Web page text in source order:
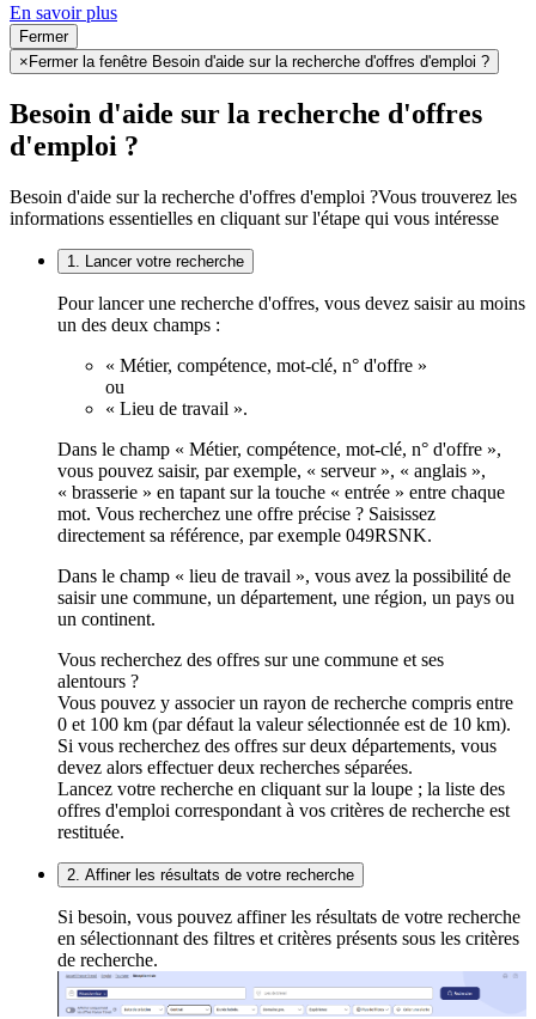
En savoir plus
Fermer
× Fermer la fenêtre Besoin d'aide sur la recherche d'offres d'emploi ?
Besoin d'aide sur la recherche d'offres
d'emploi ?
Besoin d'aide sur la recherche d'offres d'emploi ?Vous trouverez les
informations essentielles en cliquant sur l'étape qui vous intéresse
1. Lancer votre recherche
Pour lancer une recherche d'offres, vous devez saisir au moins
un des deux champs :
« Métier, compétence, mot-clé, n° d'offre »
ou
« Lieu de travail ».
Dans le champ « Métier, compétence, mot-clé, n° d'offre »,
vous pouvez saisir, par exemple, « serveur », « anglais »,
« brasserie » en tapant sur la touche « entrée » entre chaque
mot. Vous recherchez une offre précise ? Saisissez
directement sa référence, par exemple 049RSNK.
Dans le champ « lieu de travail », vous avez la possibilité de
saisir une commune, un département, une région, un pays ou
un continent.
Vous recherchez des offres sur une commune et ses
alentours ?
Vous pouvez y associer un rayon de recherche compris entre
0 et 100 km (par défaut la valeur sélectionnée est de 10 km).
Si vous recherchez des offres sur deux départements, vous
devez alors effectuer deux recherches séparées.
Lancez votre recherche en cliquant sur la loupe ; la liste des
offres d'emploi correspondant à vos critères de recherche est
restituée.
2. Affiner les résultats de votre recherche
Si besoin, vous pouvez affiner les résultats de votre recherche
en sélectionnant des filtres et critères présents sous les critères
de recherche.